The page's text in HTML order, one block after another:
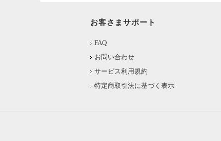
お客さまサポート
FAQ
お問い合わせ
サービス利用規約
特定商取引法に基づく表示